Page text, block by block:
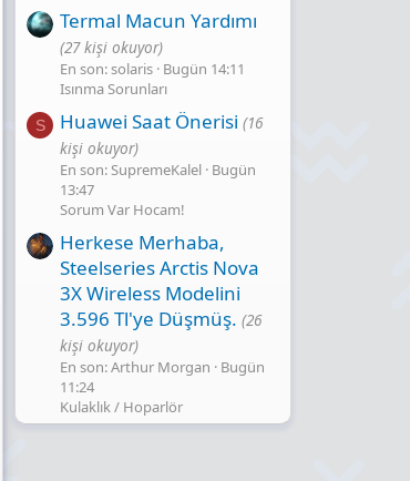
Termal Macun Yardımı
(27 kişi okuyor)
En son: solaris Bugün 14:11
Isınma Sorunları
S Huawei Saat Önerisi (16
kişi okuyor)
En son: SupremeKalel Bugün
13:47
Sorum Var Hocam!
Herkese Merhaba,
Steelseries Arctis Nova
3X Wireless Modelini
3.596 Tl'ye Düşmüş. (26
kişi okuyor)
En son: Arthur Morgan
Bugün
11:24
Kulaklık / Hoparlör